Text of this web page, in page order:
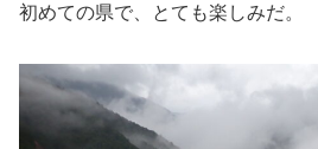
初めての県で、とても楽しみだ。